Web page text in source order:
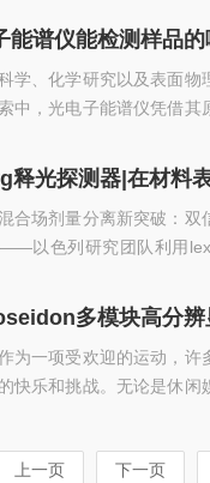
疏松性骨折率18%～23%
组织血管减少。肾虚血瘀
塑分辨率格局。对有机小
、碎片少，质谱仪可大展
数千甚至上万，清晰区分
析药物分子细微结构差异
素组成多样、晶体结构复
足以辨识金属氧化物、硅
能谱仪能检测样品的
学、化学研究以及表面物
中，光电子能谱仪凭借其
是元素的“身份鉴定”难题
样品表面，内层电子受激发
逸出，不同元素因原子结
具有特色。仪器精准捕捉
表层富含何种元素，哪怕
出现的沾污元素，保障器
合场剂量分离新突破：双
以色列研究团队利用
杂辐射场景中，中子和β射
是辐射监测的难点。传统方
在样品差异大、热中子干
大学联合团队通过
，在同一样品上实现热释
）双信号测量，为混合场
方案。技术突破：Lexsyg
为一项受欢迎的运动，许
快乐和挑战。无论是休闲
每一次击球的体验都离不开
球拍，七分线”，更显示出
上一页 下一页